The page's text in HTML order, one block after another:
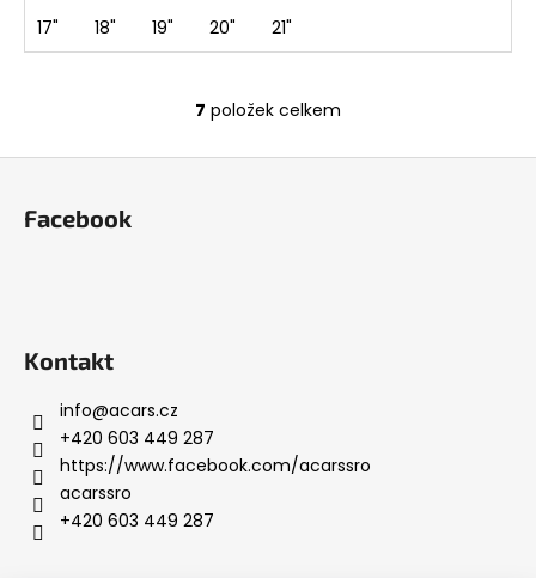
17" 18" 19" 20" 21"
O
v
7 položek celkem
Facebook
Kontakt
info@acars.cz
+420 603 449 287
https://www.facebook.com/acarssro
acarssro
+420 603 449 287